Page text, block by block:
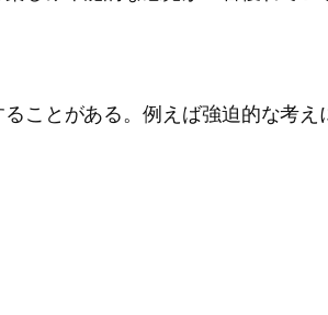
ことがある。例えば強迫的な考